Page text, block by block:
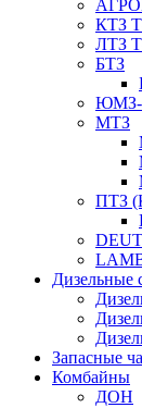
КТЗ
ЛТЗ
БТЗ
ЮМЗ-
МТЗ
ПТЗ
Дизельные
Запасные
Комбайны
ДОН